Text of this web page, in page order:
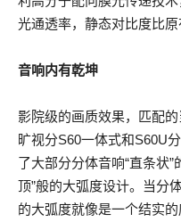
光通透率，静态对比度比原
音响内有乾坤
影院级的画质效果，匹配
旷视分S60一体式和S60U
了大部分分体音响“直条状
顶”般的大弧度设计。当分
的大弧度就像是一个结实